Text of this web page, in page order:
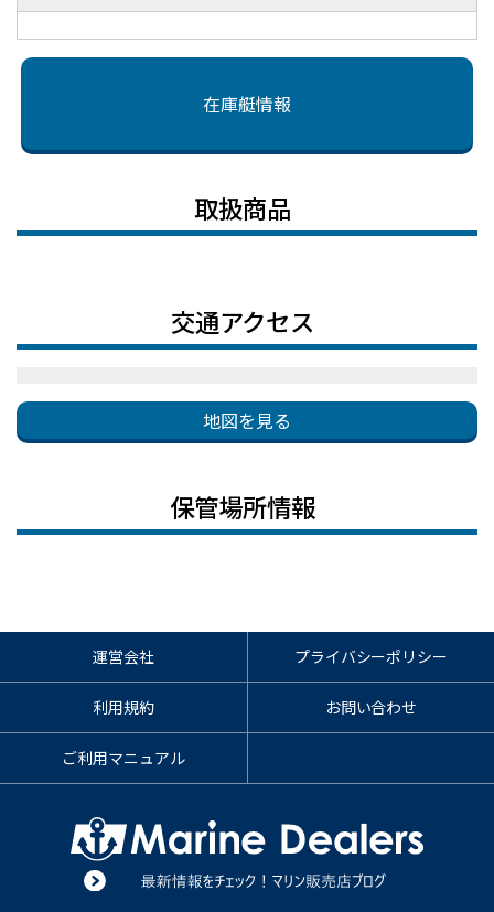
在庫艇情報
取扱商品
交通アクセス
地図を見る
保管場所情報
運営会社 プライバシーポリシー
利用規約 お問い合わせ
ご利用マニュアル